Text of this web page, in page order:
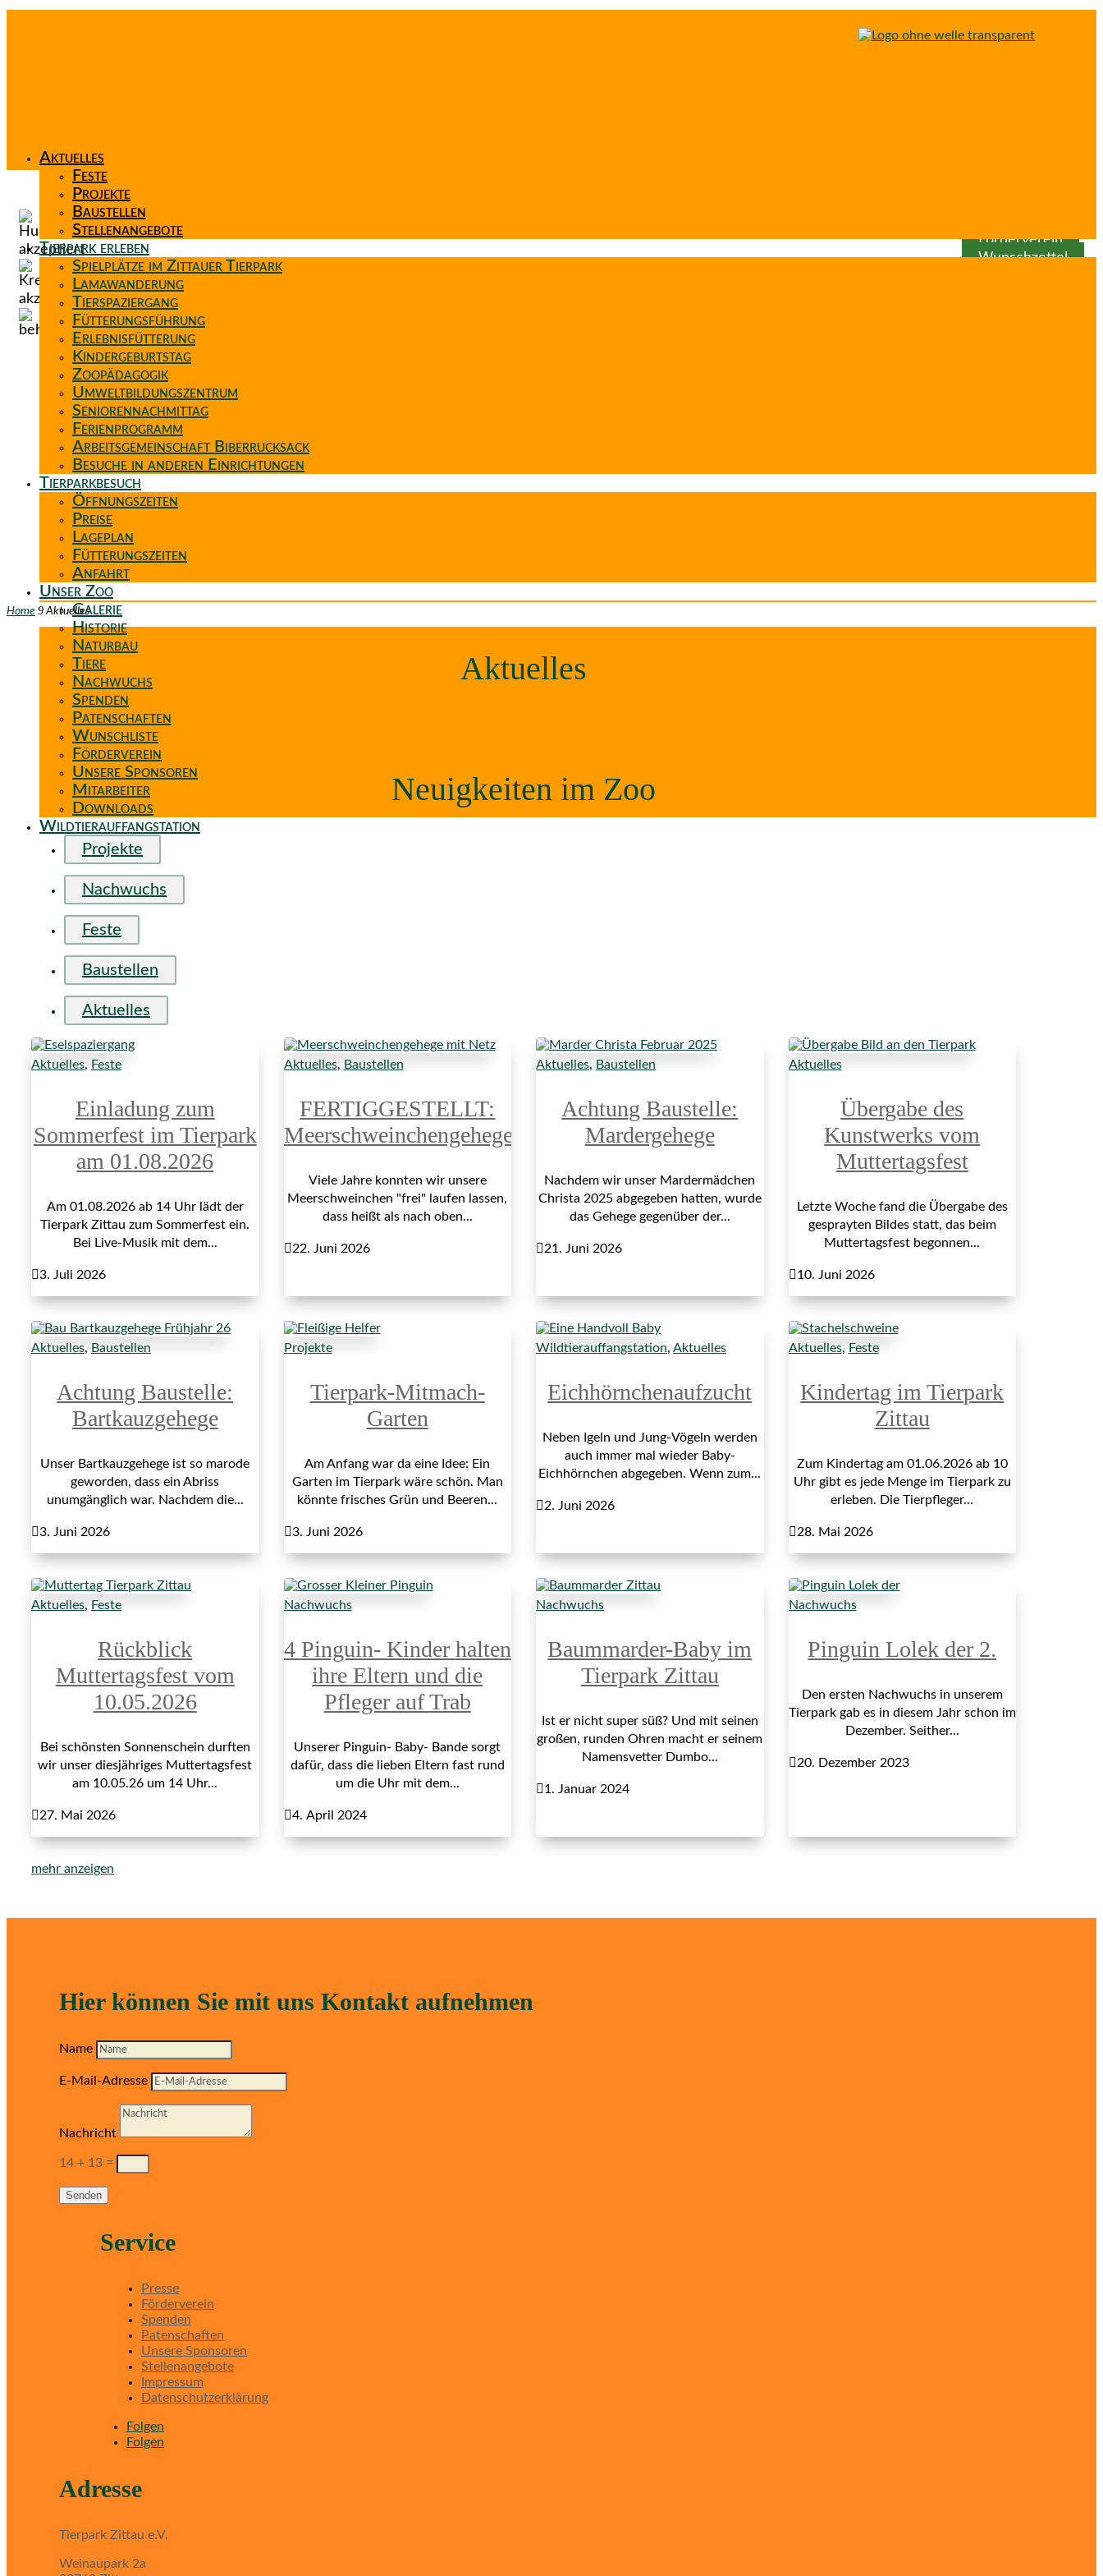
Aktuelles
Feste
Projekte
Baustellen
Stellenangebote
Tierpark erleben
Spielplätze im Zittauer Tierpark
Lamawanderung
Tierspaziergang
Fütterungsführung
Erlebnisfütterung
Kindergeburtstag
Zoopädagogik
Umweltbildungszentrum
Seniorennachmittag
Ferienprogramm
Arbeitsgemeinschaft Biberrucksack
Besuche in anderen Einrichtungen
Tierparkbesuch
Öffnungszeiten
Preise
Lageplan
Fütterungszeiten
Anfahrt
Unser Zoo
Galerie
Historie
Naturbau
Tiere
Nachwuchs
Spenden
Patenschaften
Wunschliste
Förderverein
Unsere Sponsoren
Mitarbeiter
Downloads
Wildtierauffangstation
Förderverein
Wunschzettel
Home 9 Aktuelles
Aktuelles
Neuigkeiten im Zoo
Projekte
Nachwuchs
Feste
Baustellen
Aktuelles
Aktuelles, Feste
Einladung zum
Sommerfest im Tierpark
am 01.08.2026
Am 01.08.2026 ab 14 Uhr lädt der
Tierpark Zittau zum Sommerfest ein.
Bei Live-Musik mit dem...
3. Juli 2026
Aktuelles, Baustellen
FERTIGGESTELLT:
Meerschweinchengehege
Viele Jahre konnten wir unsere
Meerschweinchen "frei" laufen lassen,
dass heißt als nach oben...
22. Juni 2026
Aktuelles, Baustellen
Achtung Baustelle:
Mardergehege
Nachdem wir unser Mardermädchen
Christa 2025 abgegeben hatten, wurde
das Gehege gegenüber der...
21. Juni 2026
Aktuelles
Übergabe des
Kunstwerks vom
Muttertagsfest
Letzte Woche fand die Übergabe des
gesprayten Bildes statt, das beim
Muttertagsfest begonnen...
10. Juni 2026
Aktuelles, Baustellen
Achtung Baustelle:
Bartkauzgehege
Unser Bartkauzgehege ist so marode
geworden, dass ein Abriss
unumgänglich war. Nachdem die...
3. Juni 2026
Projekte
Tierpark-Mitmach-
Garten
Am Anfang war da eine Idee: Ein
Garten im Tierpark wäre schön. Man
könnte frisches Grün und Beeren...
3. Juni 2026
Wildtierauffangstation, Aktuelles
Eichhörnchenaufzucht
Neben Igeln und Jung-Vögeln werden
auch immer mal wieder Baby-
Eichhörnchen abgegeben. Wenn zum...
2. Juni 2026
Aktuelles, Feste
Kindertag im Tierpark
Zittau
Zum Kindertag am 01.06.2026 ab 10
Uhr gibt es jede Menge im Tierpark zu
erleben. Die Tierpfleger...
28. Mai 2026
Aktuelles, Feste
Rückblick
Muttertagsfest vom
10.05.2026
Bei schönsten Sonnenschein durften
wir unser diesjähriges Muttertagsfest
am 10.05.26 um 14 Uhr...
27. Mai 2026
Nachwuchs
4 Pinguin- Kinder halten
ihre Eltern und die
Pfleger auf Trab
Unserer Pinguin- Baby- Bande sorgt
dafür, dass die lieben Eltern fast rund
um die Uhr mit dem...
4. April 2024
Nachwuchs
Baummarder-Baby im
Tierpark Zittau
Ist er nicht super süß? Und mit seinen
großen, runden Ohren macht er seinem
Namensvetter Dumbo...
1. Januar 2024
Nachwuchs
Pinguin Lolek der 2.
Den ersten Nachwuchs in unserem
Tierpark gab es in diesem Jahr schon im
Dezember. Seither...
20. Dezember 2023
mehr anzeigen
Hier können Sie mit uns Kontakt aufnehmen
Name
E-Mail-Adresse
Nachricht
14 + 13 =
Senden
Service
Presse
Förderverein
Spenden
Patenschaften
Unsere Sponsoren
Stellenangebote
Impressum
Datenschutzerklärung
Folgen
Folgen
Adresse
Tierpark Zittau e.V.
Weinaupark 2a